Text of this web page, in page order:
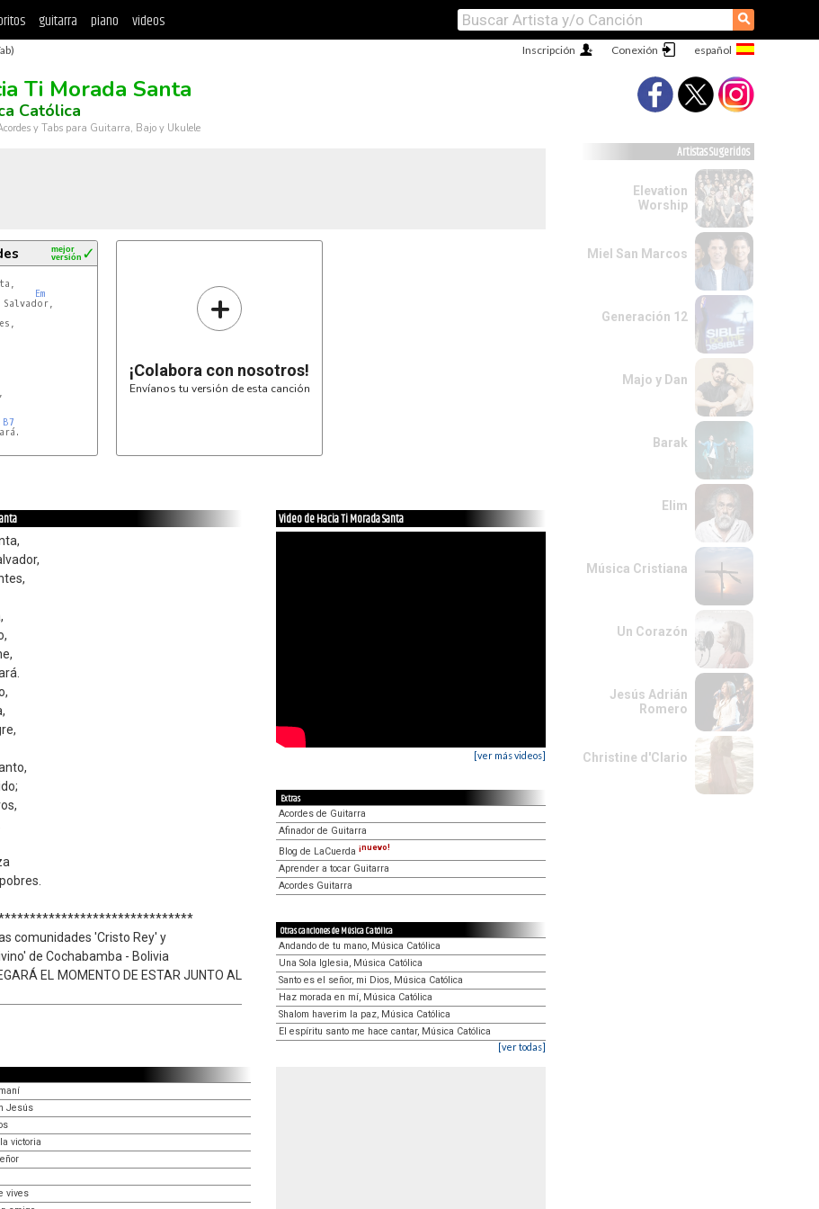
guitarra piano videos ⚲
Conexión
Inscripción
Ti Morada Santa
Católica
y Tabs para Guitarra, Bajo y Ukulele
✓
mejor
versión
Em
B7
+
¡Colabora con nosotros!
Envíanos tu versión de esta canción
comunidades 'Cristo Rey' y
de Cochabamba - Bolivia
EL MOMENTO DE ESTAR JUNTO AL
Video de Hacia Ti Morada Santa
[ver más videos]
Extras
Acordes de Guitarra
Afinador de Guitarra
Blog de LaCuerda ¡nuevo!
Aprender a tocar Guitarra
Acordes Guitarra
Otras canciones de Música Católica
Andando de tu mano, Música Católica
Una Sola Iglesia, Música Católica
Santo es el señor, mi Dios, Música Católica
Haz morada en mí, Música Católica
Shalom haverim la paz, Música Católica
El espíritu santo me hace cantar, Música Católica
[ver todas]
Jesús
victoria
vives
Artistas Sugeridos
Elevation
Worship
Miel San Marcos
Generación 12
Majo y Dan
Barak
Elim
Música Cristiana
Un Corazón
Jesús Adrián
Romero
Christine d'Clario